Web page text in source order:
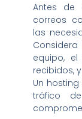
Antes de
correos
las
equipo,
recibidos,
Un
tráfico